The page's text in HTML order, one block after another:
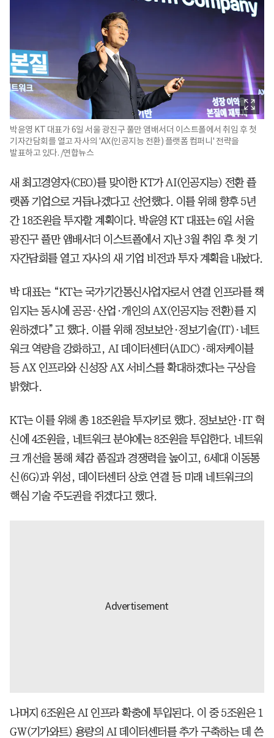
박윤영 KT 대표가 6일 서울 광진구 풀만 앰배서더 이스트폴에서 취임 후 첫
기자간담회를 열고 자사의 'AX(인공지능 전환) 플랫폼 컴퍼니' 전략을
발표하고 있다. /연합뉴스
새 최고경영자(CEO)를 맞이한 KT가 AI(인공지능) 전환 플
랫폼 기업으로 거듭나겠다고 선언했다. 이를 위해 향후 5년
간 18조원을 투자할 계획이다. 박윤영 KT 대표는 6일 서울
광진구 풀만 앰배서더 이스트폴에서 지난 3월 취임 후 첫 기
자간담회를 열고 자사의 새 기업 비전과 투자 계획을 내놨다.
박 대표는 “KT는 국가기간통신사업자로서 연결 인프라를 책
임지는 동시에 공공·산업·개인의 AX(인공지능 전환)를 지
원하겠다”고 했다. 이를 위해 정보보안·정보기술(IT)·네트
워크 역량을 강화하고, AI 데이터센터(AIDC)·해저케이블
등 AX 인프라와 신성장 AX 서비스를 확대하겠다는 구상을
밝혔다.
KT는 이를 위해 총 18조원을 투자키로 했다. 정보보안·IT 혁
신에 4조원을, 네트워크 분야에는 8조원을 투입한다. 네트워
크 개선을 통해 체감 품질과 경쟁력을 높이고, 6세대 이동통
신(6G)과 위성, 데이터센터 상호 연결 등 미래 네트워크의
핵심 기술 주도권을 쥐겠다고 했다.
나머지 6조원은 AI 인프라 확충에 투입된다. 이 중 5조원은 1
GW(기가와트) 용량의 AI 데이터센터를 추가 구축하는 데 쓴